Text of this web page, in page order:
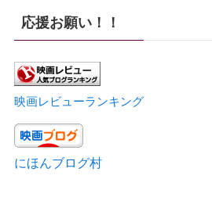
応援お願い！！
映画レビューランキング
にほんブログ村